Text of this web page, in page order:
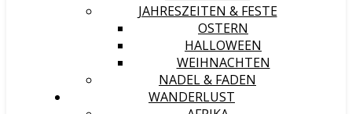
JAHRESZEITEN & FESTE
OSTERN
HALLOWEEN
WEIHNACHTEN
NADEL & FADEN
WANDERLUST